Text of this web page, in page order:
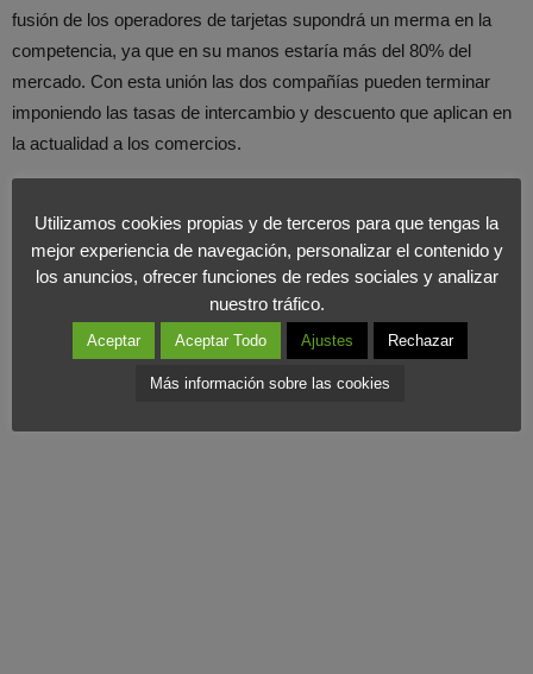
fusión de los operadores de tarjetas supondrá un merma en la
competencia, ya que en su manos estaría más del 80% del
mercado. Con esta unión las dos compañías pueden terminar
imponiendo las tasas de intercambio y descuento que aplican en
la actualidad a los comercios.
minorista y creemos que esta unión perjudicará al sector ya que
serán ambas operadoras las que impondrán las tasas sin dar
mucha opción a la competencia.
Utilizamos cookies propias y de terceros para que tengas la
mejor experiencia de navegación, personalizar el contenido y
los anuncios, ofrecer funciones de redes sociales y analizar
nuestro tráfico.
Aceptar Aceptar Todo Ajustes Rechazar
Más información sobre las cookies